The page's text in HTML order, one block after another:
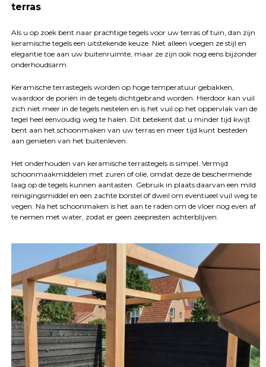
terras
Als u op zoek bent naar prachtige tegels voor uw terras of tuin, dan zijn
keramische tegels een uitstekende keuze. Niet alleen voegen ze stijl en
elegantie toe aan uw buitenruimte, maar ze zijn ook nog eens bijzonder
onderhoudsarm.
Keramische terrastegels worden op hoge temperatuur gebakken,
waardoor de poriën in de tegels dichtgebrand worden. Hierdoor kan vuil
zich niet meer in de tegels nestelen en is het vuil op het oppervlak van de
tegel heel eenvoudig weg te halen. Dit betekent dat u minder tijd kwijt
bent aan het schoonmaken van uw terras en meer tijd kunt besteden
aan genieten van het buitenleven.
Het onderhouden van keramische terrastegels is simpel. Vermijd
schoonmaakmiddelen met zuren of olie, omdat deze de beschermende
laag op de tegels kunnen aantasten. Gebruik in plaats daarvan een mild
reinigingsmiddel en een zachte borstel of dweil om eventueel vuil weg te
vegen. Na het schoonmaken is het aan te raden om de vloer nog even af
te nemen met water, zodat er geen zeepresten achterblijven.